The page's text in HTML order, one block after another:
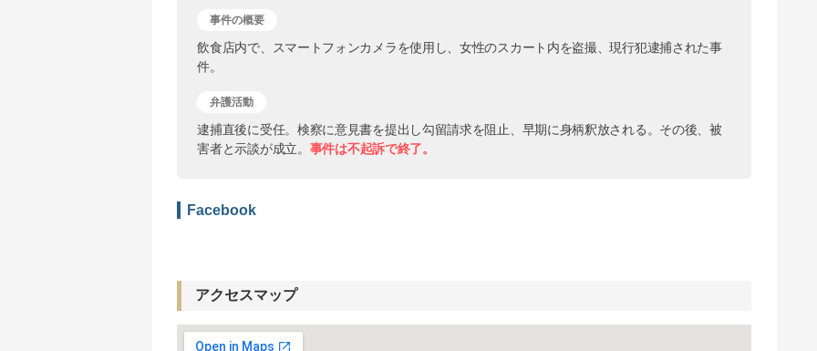
事件の概要
飲食店内で、スマートフォンカメラを使用し、女性のスカート内を盗撮、現行犯逮捕された事
件。
弁護活動
逮捕直後に受任。検察に意見書を提出し勾留請求を阻止、早期に身柄釈放される。その後、被
害者と示談が成立。 事件は不起訴で終了。
Facebook
アクセスマップ